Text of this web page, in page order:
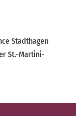
Stadthagen
St.-Martini-